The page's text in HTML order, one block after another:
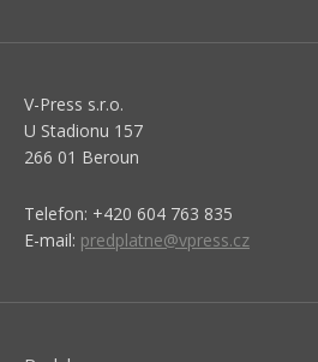
V-Press s.r.o.
U Stadionu 157
266 01 Beroun
Telefon: +420 604 763 835
E-mail: predplatne@vpress.cz